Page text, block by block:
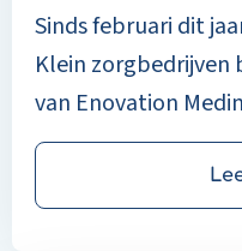
Sinds februari dit
Klein zorgbedrijven
van Enovation
oplossingen bij
helpt
vooruit”